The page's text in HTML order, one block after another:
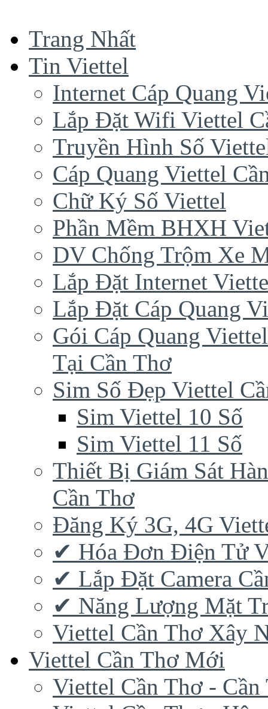
Trang Nhất
Tin Viettel
Internet Cáp Quang
Lắp Đặt Wifi Viettel
Truyền Hình Số
Cáp Quang Viettel
Chữ Ký Số Viettel
Phần Mềm BHXH
DV Chống Trộm Xe
Lắp Đặt Internet
Lắp Đặt Cáp Quang
Gói Cáp Quang
Tại Cần Thơ
Sim Số Đẹp Viettel
Sim Viettel 10 Số
Sim Viettel 11 Số
Thiết Bị Giám Sát
Cần Thơ
Đăng Ký 3G, 4G
✔‎ Hóa Đơn Điện Tử
✔‎ Lắp Đặt Camera
✔‎ Năng Lượng Mặt
Viettel Cần Thơ Xây
Viettel Cần Thơ Mới
Viettel Cần Thơ - Cần